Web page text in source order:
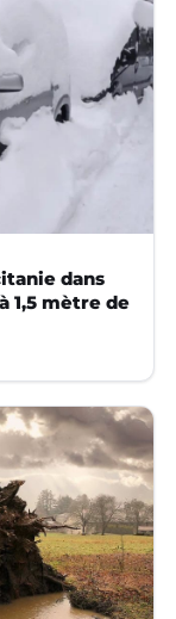
dans
1,5 mètre de